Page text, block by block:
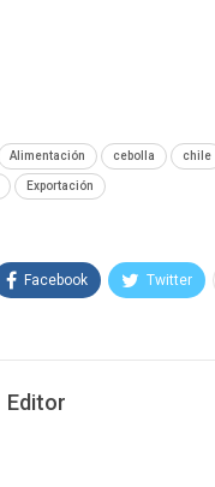
Alimentación cebolla chile
Exportación
Facebook Twitter
Editor